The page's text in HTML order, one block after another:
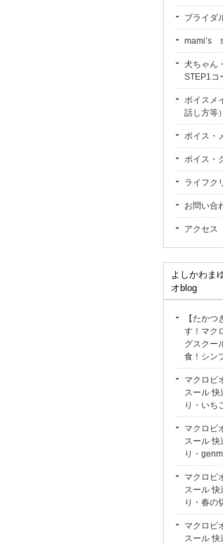
ブライダ
mami’s
犬ちゃん
STEP1コ
ボイスメ
話し方等）
ボイス・
ボイス・
ライフク
お問い合
アクセス
よしかわま
オblog
【たか
す！マク
グスクー
食！シン
マクロビ
スール
り・いち
マクロビ
スール
り・
マクロビ
スール
り・春の
マクロビ
スール